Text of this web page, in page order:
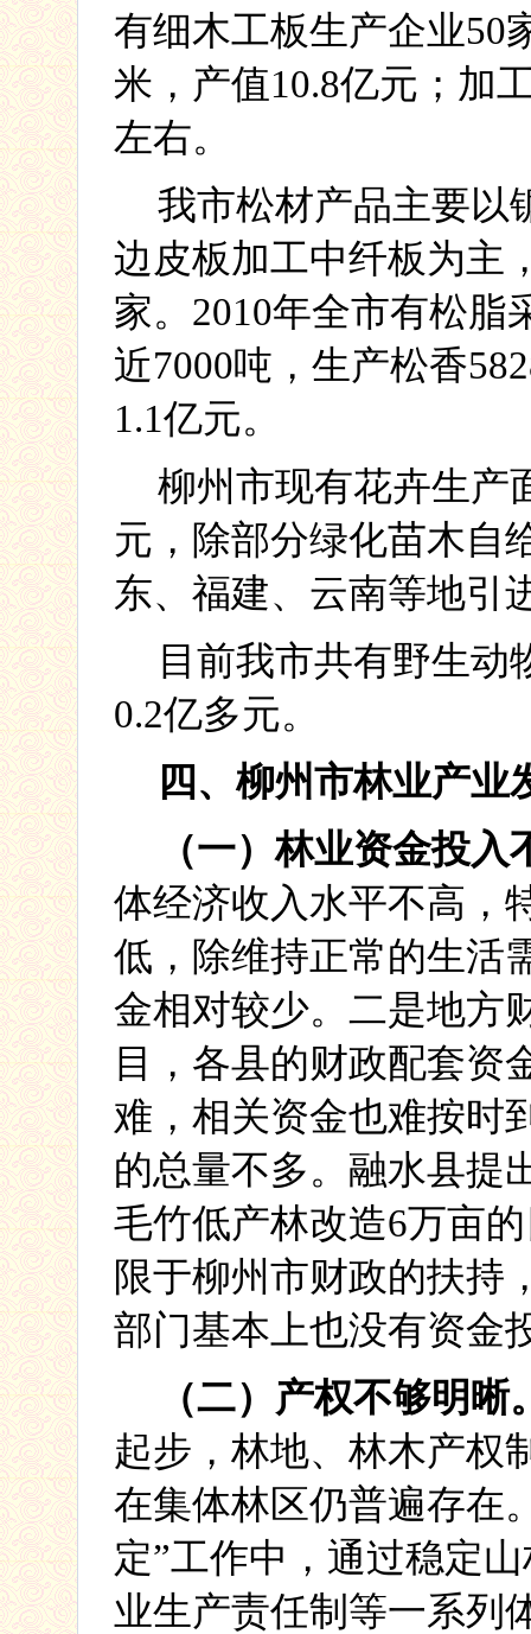
有细木工板生产企业50
米，产值10.8亿元；加
左右。
我市松材产品主要以
边皮板加工中纤板为主
家。 2010年全市有松脂
近7000吨，生产松香
1.1亿元。
柳州市现有花卉生产
元，除部分绿化苗木自
东、福建、云南等地引
目前我市共有野生动
0.2亿多元。
四、柳州市林业产业
（一）林业资金投入
体经济收入水平不高，
低，除维持正常的生活
金相对较少。二是地方
目，各县的财政配套资
难，相关资金也难按时
的总量不多。融水县提
毛竹低产林改造6万亩
限于柳州市财政的扶持
部门基本上也没有资金
（二）产权不够明晰
起步，林地、林木产权
在集体林区仍普遍存在
定”工作中，通过稳定
业生产责任制等一系列